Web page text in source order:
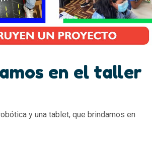
en el taller
y una tablet, que brindamos en